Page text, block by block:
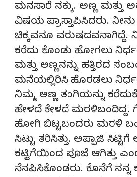
ಮನಸಾರೆ ನಕ್ಕು. ಅಣ್ಣ ಮತ್ತು
ವಿಷಯ ಪ್ರಾಸ್ತಾಪಿಸಿದರು. ನೀನು
ಚಿಕ್ಕವನೂ ವರುಷದವನಾಗಿದ್ದೆ.
ಕರೆದು ಕೊಂಡು ಹೋಗಲು
ಮತ್ತು ಅಣ್ಣನನ್ನು ಹತ್ತಿರದ
ಮನೆಯಲ್ಲಿರಿಸಿ ಹೊರಡಲು
ನಿಮ್ಮ ಅಣ್ಣ ತಂಗಿಯನ್ನು
ಹೇಳದೆ ಕೇಳದೆ ಮರಳಿಬಂದಿದ್ದ.
ಹೋಗಿ ಬಿಟ್ಟಬಂದರು ಮರಳಿ
ಸಿಟ್ಟು ತರಿಸಿತ್ತು. ಅಪ್ಪಾಜಿ
ಕಟ್ಟಿಗೆಯಿಂದ ಪೂಜೆ ಆಗಿತ್ತು
ನೆನಪಿಸಿಕೊಂಡರು. ಕೊನೆಗೆ ನನ್ನ